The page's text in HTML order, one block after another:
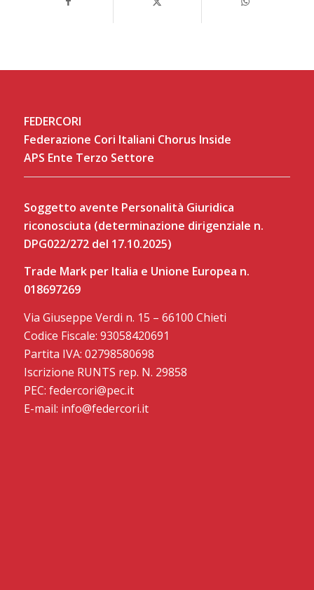
FEDERCORI
Federazione Cori Italiani Chorus Inside
APS Ente Terzo Settore
Soggetto avente Personalità Giuridica
riconosciuta (determinazione dirigenziale n.
DPG022/272 del 17.10.2025)
Trade Mark per Italia e Unione Europea n.
018697269
Via Giuseppe Verdi n. 15 – 66100 Chieti
Codice Fiscale: 93058420691
Partita IVA: 02798580698
Iscrizione RUNTS rep. N. 29858
PEC: federcori@pec.it
E-mail: info@federcori.it